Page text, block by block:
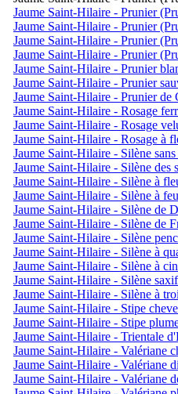
Jaume Saint-Hilaire - Prunier
Jaume Saint-Hilaire - Prunier
Jaume Saint-Hilaire - Prunier
Jaume Saint-Hilaire - Prunier
Jaume Saint-Hilaire - Prunier
Jaume Saint-Hilaire - Prunier
Jaume Saint-Hilaire - Prunier
Jaume Saint-Hilaire - Rosage
Jaume Saint-Hilaire - Rosage
Jaume Saint-Hilaire - Rosage à
Jaume Saint-Hilaire - Silène
Jaume Saint-Hilaire - Silène des
Jaume Saint-Hilaire - Silène à
Jaume Saint-Hilaire - Silène à
Jaume Saint-Hilaire - Silène de
Jaume Saint-Hilaire - Silène de
Jaume Saint-Hilaire - Silène
Jaume Saint-Hilaire - Silène à
Jaume Saint-Hilaire - Silène à
Jaume Saint-Hilaire - Silène
Jaume Saint-Hilaire - Silène à
Jaume Saint-Hilaire - Stipe
Jaume Saint-Hilaire - Stipe
Jaume Saint-Hilaire - Trientale
Jaume Saint-Hilaire - Valériane
Jaume Saint-Hilaire - Valériane
Jaume Saint-Hilaire - Valériane